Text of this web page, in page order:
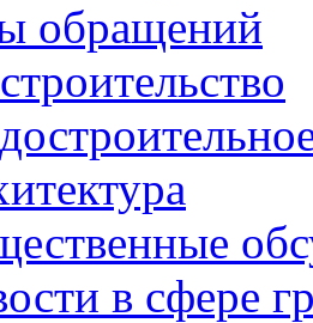
обращений
в сфере